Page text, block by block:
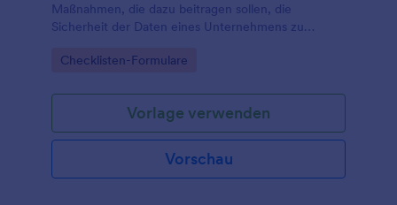
Maßnahmen, die dazu beitragen sollen, die
Sicherheit der Daten eines Unternehmens zu
Cyberangriff bedroht wird, ist eines der ersten
Cybersecurity-Checkliste. Eine Cybersecurity-
Checkliste ist ein Dokument, das Best-Practice-
Schritte oder eine Liste von Punkten enthält, die ein
Unternehmen erfüllen muss, um seine
Informationen und Vermögenswerte vor
Go to Category:
Checklisten-Formulare
Vorlage verwenden
Vorschau